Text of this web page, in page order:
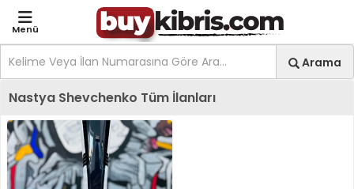
Menü
Ara
Arama
Kıbrıs İlan Platformu |
Nastya Shevchenko Tüm İlanları